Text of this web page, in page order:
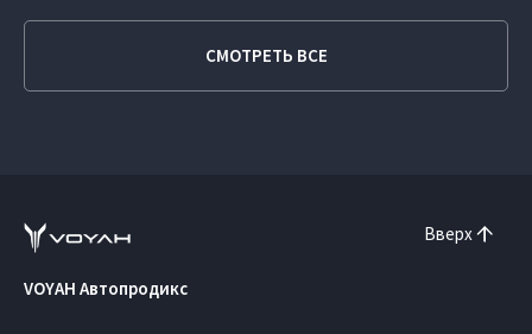
СМОТРЕТЬ ВСЕ
Вверх
VOYAH Автопродикс